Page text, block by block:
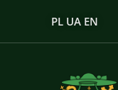
PL UA EN